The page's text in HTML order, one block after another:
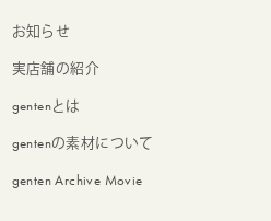
お知らせ
実店舗の紹介
gentenとは
gentenの素材について
genten Archive Movie